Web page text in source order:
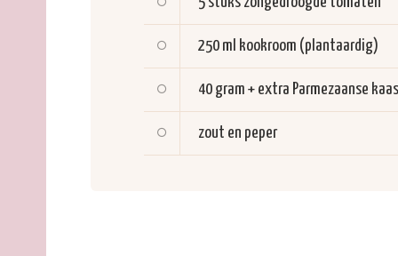
250 ml kookroom (plantaardig)
40 gram + extra Parmezaanse kaas
zout en peper